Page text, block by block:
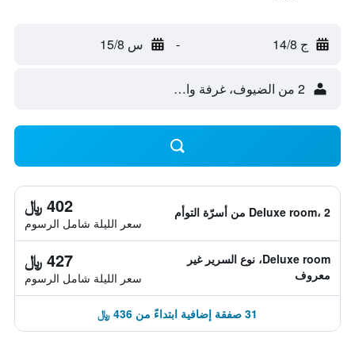
ج 14/8 - س 15/8
2 من الضيوف، غرفة واحدة
Deluxe room، 2 من أسرّة التوأم 402 ﷼
سعر الليلة شامل الرسوم
Deluxe room، نوع السرير غير
معروف
427 ﷼
سعر الليلة شامل الرسوم
31 صفقة إضافية ابتداءً من 436 ﷼